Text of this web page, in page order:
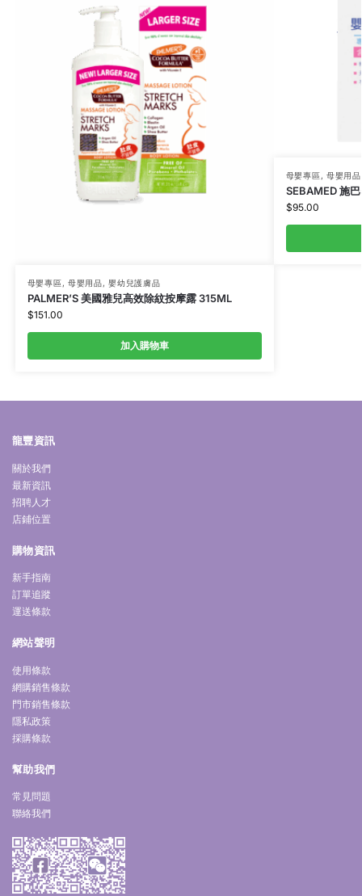
母嬰專區, 母嬰用品,嬰幼兒護膚品
PALMER’S 美國雅兒高效除紋按摩露 315ML
$151.00
加入購物車
母嬰專區, 母嬰用品
SEBAMED 施
$95.00
龍豐資訊
關於我們
最新資訊
招聘人才
店鋪位置
購物資訊
新手指南
訂單追蹤
運送條款
網站聲明
使用條款
網購銷售條款
門市銷售條款
隱私政策
採購條款
幫助我們
常見問題
聯絡我們